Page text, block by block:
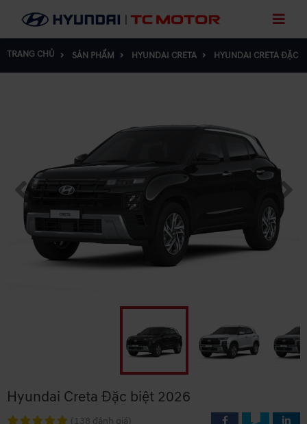
TRANG CHỦ SẢN PHẨM HYUNDAI CRETA HYUNDAI CRETA ĐẶC
Hyundai Creta Đặc biệt 2026
(138 đánh giá)